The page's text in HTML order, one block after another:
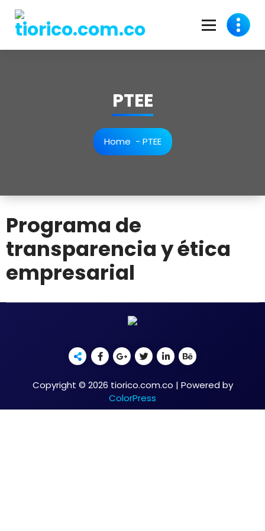
PTEE
Home - PTEE
Programa de
transparencia y ética
empresarial
Copyright © 2026 tiorico.com.co | Powered by
ColorPress